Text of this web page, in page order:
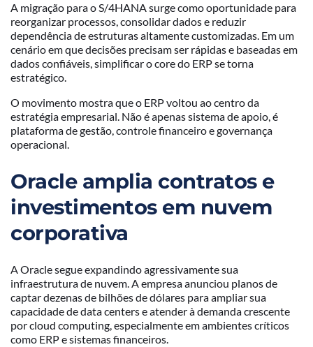
A migração para o S/4HANA surge como oportunidade para
reorganizar processos, consolidar dados e reduzir
dependência de estruturas altamente customizadas. Em um
cenário em que decisões precisam ser rápidas e baseadas em
dados confiáveis, simplificar o core do ERP se torna
estratégico.
O movimento mostra que o ERP voltou ao centro da
estratégia empresarial. Não é apenas sistema de apoio, é
plataforma de gestão, controle financeiro e governança
operacional.
Oracle amplia contratos e
investimentos em nuvem
corporativa
A Oracle segue expandindo agressivamente sua
infraestrutura de nuvem. A empresa anunciou planos de
captar dezenas de bilhões de dólares para ampliar sua
capacidade de data centers e atender à demanda crescente
por cloud computing, especialmente em ambientes críticos
como ERP e sistemas financeiros.